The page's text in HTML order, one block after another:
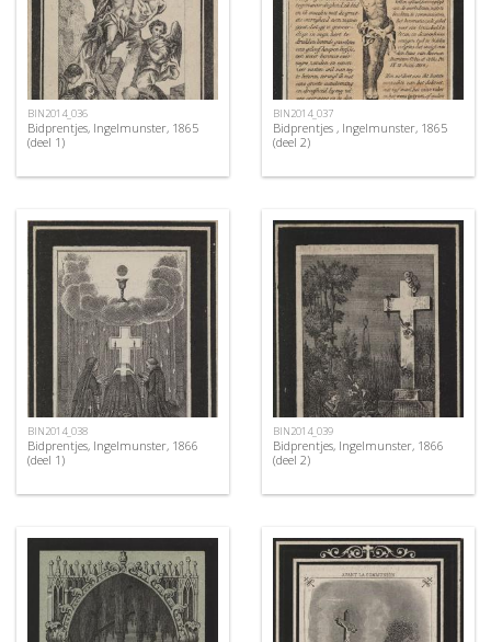
BIN2014_036
Bidprentjes, Ingelmunster, 1865
(deel 1)
BIN2014_037
Bidprentjes , Ingelmunster, 1865
(deel 2)
BIN2014_038
Bidprentjes, Ingelmunster, 1866
(deel 1)
BIN2014_039
Bidprentjes, Ingelmunster, 1866
(deel 2)